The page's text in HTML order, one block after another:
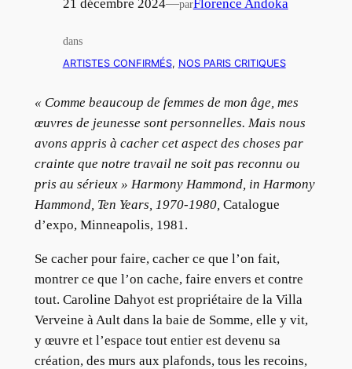
21 décembre 2024—parFlorence Andoka
dans
ARTISTES CONFIRMÉS, NOS PARIS CRITIQUES
« Comme beaucoup de femmes de mon âge, mes
œuvres de jeunesse sont personnelles. Mais nous
avons appris à cacher cet aspect des choses par
crainte que notre travail ne soit pas reconnu ou
pris au sérieux » Harmony Hammond, in Harmony
Hammond, Ten Years, 1970-1980, Catalogue
d’expo, Minneapolis, 1981.
Se cacher pour faire, cacher ce que l’on fait,
montrer ce que l’on cache, faire envers et contre
tout. Caroline Dahyot est propriétaire de la Villa
Verveine à Ault dans la baie de Somme, elle y vit,
y œuvre et l’espace tout entier est devenu sa
création, des murs aux plafonds, tous les recoins,